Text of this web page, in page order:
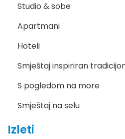
Studio & sobe
Apartmani
Hoteli
Smještaj inspiriran
S pogledom na more
Smještaj na selu
Izleti